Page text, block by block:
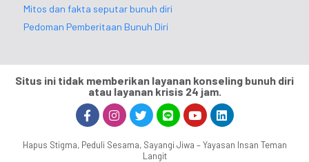
Mitos dan fakta seputar bunuh diri
Pedoman Pemberitaan Bunuh Diri
Situs ini tidak memberikan layanan konseling bunuh diri
atau layanan krisis 24 jam.
Hapus Stigma, Peduli Sesama, Sayangi Jiwa – Yayasan Insan Teman
Langit